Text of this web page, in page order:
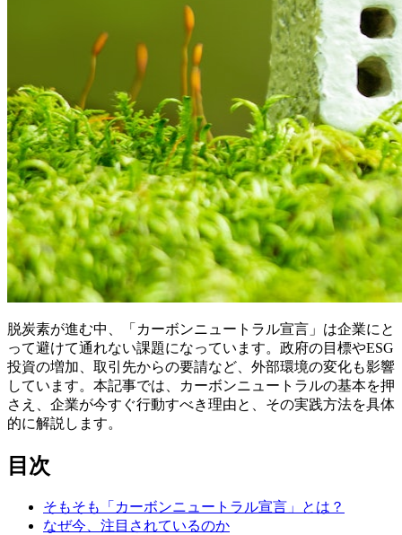
脱炭素が進む中、「カーボンニュートラル宣言」は企業にと
って避けて通れない課題になっています。政府の目標やESG
投資の増加、取引先からの要請など、外部環境の変化も影響
しています。本記事では、カーボンニュートラルの基本を押
さえ、企業が今すぐ行動すべき理由と、その実践方法を具体
的に解説します。
目次
そもそも「カーボンニュートラル宣言」とは？
なぜ今、注目されているのか